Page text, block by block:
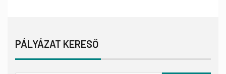
PÁLYÁZAT KERESŐ